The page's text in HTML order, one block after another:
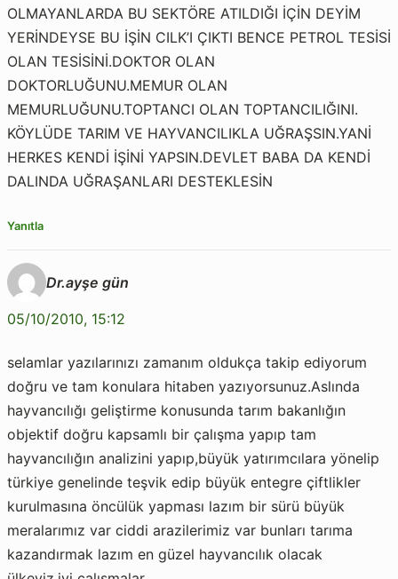
OLMAYANLARDA BU SEKTÖRE ATILDIĞI İÇİN DEYİM
YERİNDEYSE BU İŞİN CILK’I ÇIKTI BENCE PETROL TESİSİ
OLAN TESİSİNİ.DOKTOR OLAN
DOKTORLUĞUNU.MEMUR OLAN
MEMURLUĞUNU.TOPTANCI OLAN TOPTANCILIĞINI.
KÖYLÜDE TARIM VE HAYVANCILIKLA UĞRAŞSIN.YANİ
HERKES KENDİ İŞİNİ YAPSIN.DEVLET BABA DA KENDİ
DALINDA UĞRAŞANLARI DESTEKLESİN
Yanıtla
Dr.ayşe gün
05/10/2010, 15:12
selamlar yazılarınızı zamanım oldukça takip ediyorum
doğru ve tam konulara hitaben yazıyorsunuz.Aslında
hayvancılığı geliştirme konusunda tarım bakanlığın
objektif doğru kapsamlı bir çalışma yapıp tam
hayvancılığın analizini yapıp,büyük yatırımcılara yönelip
türkiye genelinde teşvik edip büyük entegre çiftlikler
kurulmasına öncülük yapması lazım bir sürü büyük
meralarımız var ciddi arazilerimiz var bunları tarıma
kazandırmak lazım en güzel hayvancılık olacak